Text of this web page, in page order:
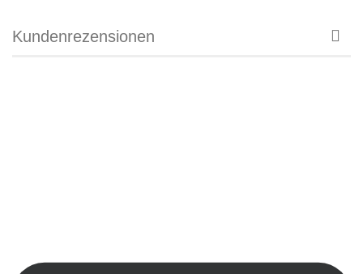
Kundenrezensionen